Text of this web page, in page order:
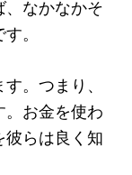
、なかなかそ
。
。つまり、
。お金を使わ
彼らは良く知